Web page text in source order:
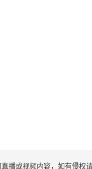
或视频内容，如有侵权